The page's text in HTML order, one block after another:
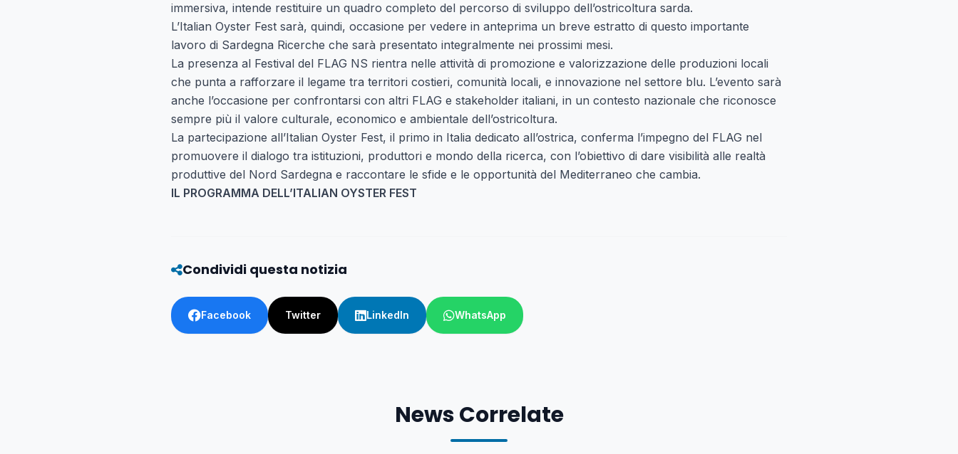
immersiva, intende restituire un quadro completo del percorso di sviluppo dell’ostricoltura sarda.
L’Italian Oyster Fest sarà, quindi, occasione per vedere in anteprima un breve estratto di questo importante
lavoro di Sardegna Ricerche che sarà presentato integralmente nei prossimi mesi.
La presenza al Festival del FLAG NS rientra nelle attività di promozione e valorizzazione delle produzioni locali
che punta a rafforzare il legame tra territori costieri, comunità locali, e innovazione nel settore blu. L’evento sarà
anche l’occasione per confrontarsi con altri FLAG e stakeholder italiani, in un contesto nazionale che riconosce
sempre più il valore culturale, economico e ambientale dell’ostricoltura.
La partecipazione all’Italian Oyster Fest, il primo in Italia dedicato all’ostrica, conferma l’impegno del FLAG nel
promuovere il dialogo tra istituzioni, produttori e mondo della ricerca, con l’obiettivo di dare visibilità alle realtà
produttive del Nord Sardegna e raccontare le sfide e le opportunità del Mediterraneo che cambia.
IL PROGRAMMA DELL’ITALIAN OYSTER FEST
Condividi questa notizia
Facebook Twitter LinkedIn WhatsApp
News Correlate